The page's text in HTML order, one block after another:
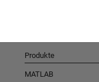
Produkte
MATLAB